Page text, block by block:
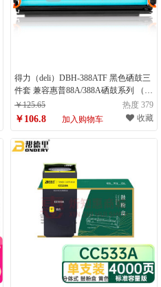
得力（deli）DBH-388ATF 黑色硒鼓三
件套 兼容惠普88A/388A硒鼓系列 （
计量单位：个）
￥125.65 热度 379
￥106.8 加入购物车 收藏